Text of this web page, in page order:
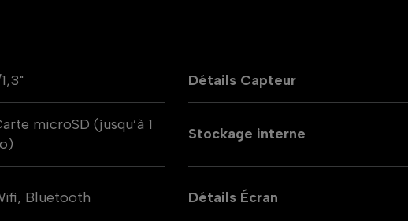
Détails Capteur
microSD (jusqu’à 1
Stockage interne
Bluetooth Détails Écran